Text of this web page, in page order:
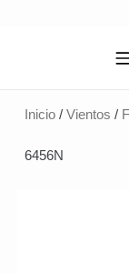
Inicio/ Vientos /
6456N